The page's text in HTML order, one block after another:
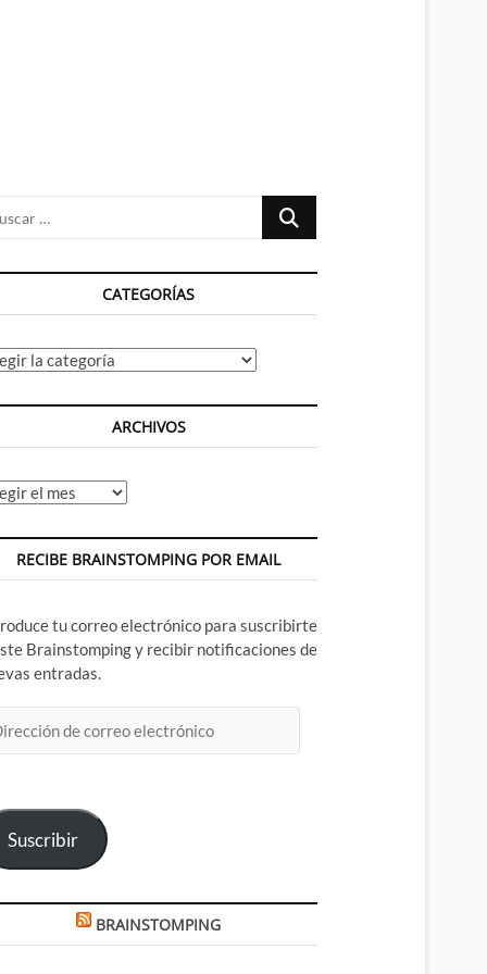
Buscar
CATEGORÍAS
ARCHIVOS
RECIBE BRAINSTOMPING POR EMAIL
tu correo electrónico para suscribirte
Brainstomping y recibir notificaciones de
entradas.
Suscribir
BRAINSTOMPING